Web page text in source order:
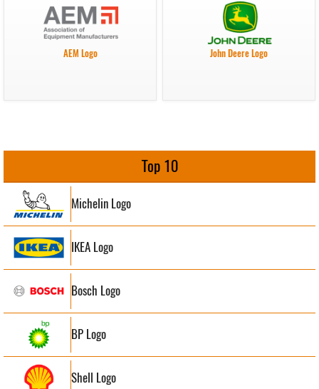
AEM Logo John Deere Logo
Top 10
Michelin Logo
IKEA Logo
Bosch Logo
BP Logo
Shell Logo